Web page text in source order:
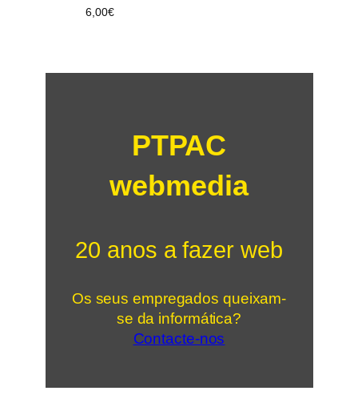
6,00€
PTPAC
webmedia
20 anos a fazer web
Os seus empregados queixam-
se da informática?
Contacte-nos